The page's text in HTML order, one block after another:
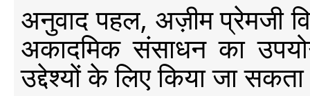
अनुवाद पहल, अज़ीम प्रेमजी
अकादमिक संसाधन का
उद्देश्यों के लिए किया जा